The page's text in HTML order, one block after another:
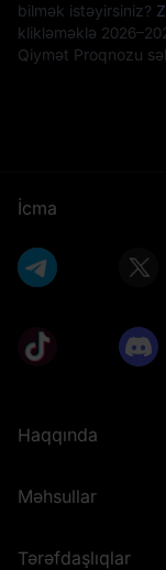
bilmək istəyirsiniz?
klikləməklə
Qiymət Proqnozu
İcma
Haqqında
Məhsullar
Tərəfdaşlıqlar